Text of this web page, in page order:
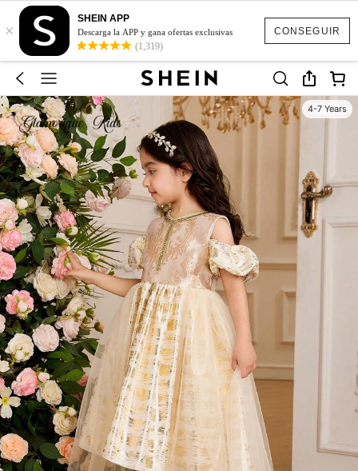
CONSEGUIR
×
SHEIN APP
Descarga la APP y gana ofertas exclusivas
(1,319)
4-7 Years